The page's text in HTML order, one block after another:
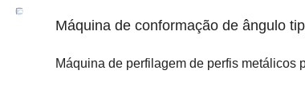
Máquina de conformação de ângulo
Máquina de perfilagem de perfis metálicos